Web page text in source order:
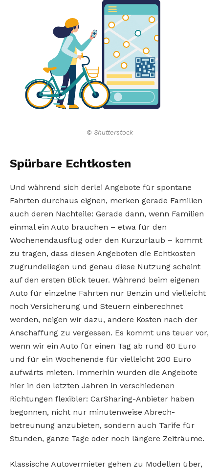
© Shutterstock
Spürbare Echtkosten
Und während sich derlei Angebote für spontane
Fahrten durchaus eignen, merken gerade Familien
auch deren Nachteile: Gerade dann, wenn Familien
einmal ein Auto brauchen – etwa für den
Wochenendausflug oder den Kurzurlaub – kommt
zu tragen, dass diesen Angeboten die Echtkosten
zugrundeliegen und genau diese Nutzung scheint
auf den ersten Blick teuer. Während beim eigenen
Auto für einzelne Fahrten nur Benzin und vielleicht
noch Versicherung und Steuern einberechnet
werden, neigen wir dazu, andere Kosten nach der
Anschaffung zu vergessen. Es kommt uns teuer vor,
wenn wir ein Auto für einen Tag ab rund 60 Euro
und für ein Wochenende für vielleicht 200 Euro
aufwärts mieten. Immerhin wurden die Angebote
hier in den letzten Jahren in verschiedenen
Richtungen flexibler: CarSharing-Anbieter haben
begonnen, nicht nur minutenweise Abrech-
betreunung anzubieten, sondern auch Tarife für
Stunden, ganze Tage oder noch längere Zeiträume.
Klassische Autovermieter gehen zu Modellen über,